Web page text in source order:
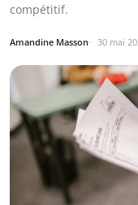
compétitif.
Amandine Masson 30 mai